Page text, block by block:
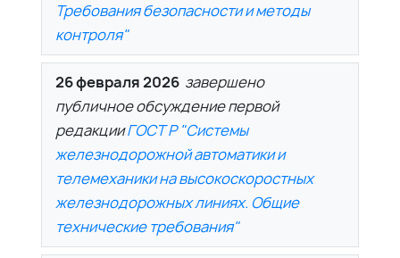
Требования безопасности и методы
контроля"
26 февраля 2026 завершено
публичное обсуждение первой
редакцииГОСТ Р "Системы
железнодорожной автоматики и
телемеханики на высокоскоростных
железнодорожных линиях. Общие
технические требования"